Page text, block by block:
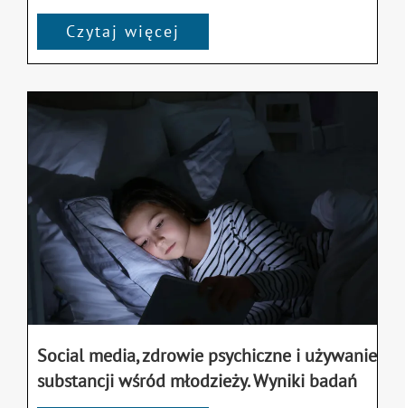
Czytaj więcej
Social media, zdrowie psychiczne i używanie
substancji wśród młodzieży. Wyniki badań